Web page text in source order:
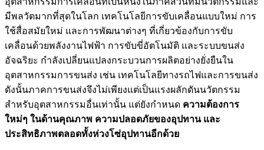
มีพลวัตมากที่สุดในโลก เทคโนโลยีการขับเคลื่อนแบบใหม่ การ
ใช้สื่อสมัยใหม่ และการพัฒนาต่างๆ ที่เกี่ยวข้องกับการขับ
เคลื่อนด้วยพลังงานไฟฟ้า การขับขี่อัตโนมัติ และระบบขนส่ง
อัจฉริยะ กำลังเปลี่ยนแปลงกระบวนการผลิตอย่างยั่งยืนใน
อุตสาหกรรมการขนส่ง เช่น เทคโนโลยีทางรถไฟและการขนส่ง
ดังนั้นภาคการขนส่งจึงไม่เพียงแต่เป็นแรงผลักดันนวัตกรรม
สำหรับอุตสาหกรรมอื่นเท่านั้น แต่ยังกำหนด ความต้องการ
ใหม่ๆ ในด้านคุณภาพ ความปลอดภัยของอุปทาน และ
ประสิทธิภาพตลอดทั้งห่วงโซ่อุปทานอีกด้วย